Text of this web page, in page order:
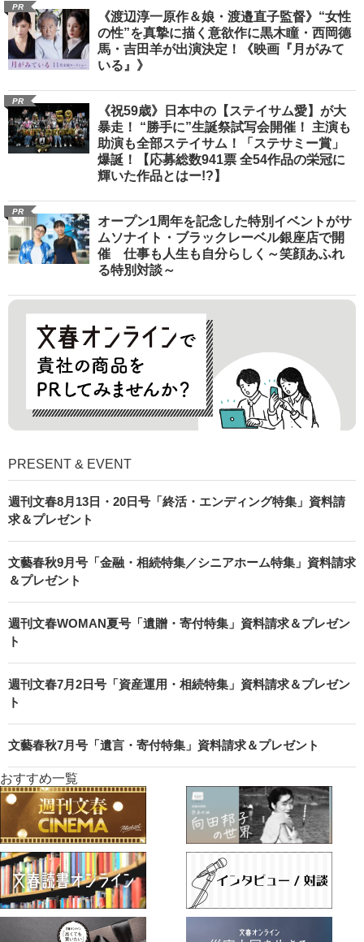
PR
《渡辺淳一原作＆娘・渡邉直子監督》“女性
の性”を真摯に描く意欲作に黒木瞳・西岡德
馬・吉田羊が出演決定！《映画『月がみて
いる』》
PR
《祝59歳》日本中の【ステイサム愛】が大
暴走！ “勝手に”生誕祭試写会開催！ 主演も
助演も全部ステイサム！「ステサミー賞」
爆誕！【応募総数941票 全54作品の栄冠に
輝いた作品とはー!?】
PR
オープン1周年を記念した特別イベントがサ
ムソナイト・ブラックレーベル銀座店で開
催 仕事も人生も自分らしく～笑顔あふれ
る特別対談～
PRESENT & EVENT
週刊文春8月13日・20日号「終活・エンディング特集」資料請
求＆プレゼント
文藝春秋9月号「金融・相続特集／シニアホーム特集」資料請求
＆プレゼント
週刊文春WOMAN夏号「遺贈・寄付特集」資料請求＆プレゼン
ト
週刊文春7月2日号「資産運用・相続特集」資料請求＆プレゼン
ト
文藝春秋7月号「遺言・寄付特集」資料請求＆プレゼント
おすすめ一覧